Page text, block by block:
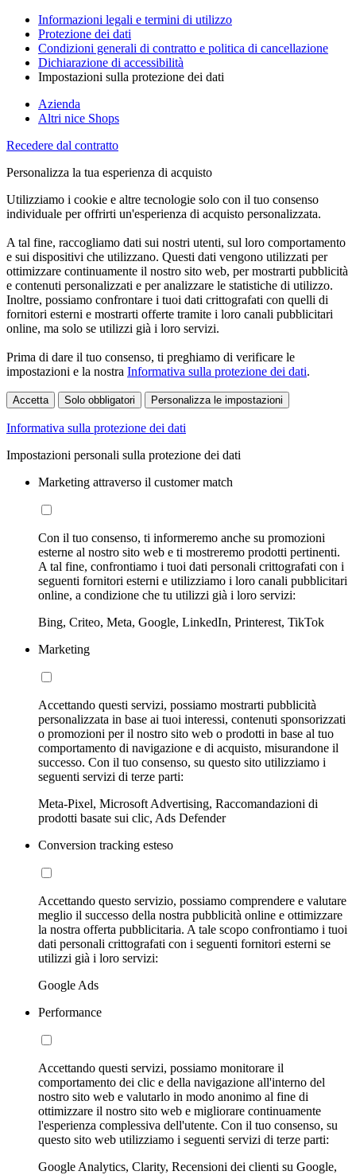
Informazioni legali e termini di utilizzo
Protezione dei dati
Condizioni generali di contratto e politica di cancellazione
Dichiarazione di accessibilità
Impostazioni sulla protezione dei dati
Azienda
Altri nice Shops
Recedere dal contratto
Personalizza la tua esperienza di acquisto
Utilizziamo i cookie e altre tecnologie solo con il tuo consenso
individuale per offrirti un'esperienza di acquisto personalizzata.
A tal fine, raccogliamo dati sui nostri utenti, sul loro comportamento
e sui dispositivi che utilizzano. Questi dati vengono utilizzati per
ottimizzare continuamente il nostro sito web, per mostrarti pubblicità
e contenuti personalizzati e per analizzare le statistiche di utilizzo.
Inoltre, possiamo confrontare i tuoi dati crittografati con quelli di
fornitori esterni e mostrarti offerte tramite i loro canali pubblicitari
online, ma solo se utilizzi già i loro servizi.
Prima di dare il tuo consenso, ti preghiamo di verificare le
impostazioni e la nostra Informativa sulla protezione dei dati.
Accetta Solo obbligatori Personalizza le impostazioni
Informativa sulla protezione dei dati
Impostazioni personali sulla protezione dei dati
Marketing attraverso il customer match
Con il tuo consenso, ti informeremo anche su promozioni
esterne al nostro sito web e ti mostreremo prodotti pertinenti.
A tal fine, confrontiamo i tuoi dati personali crittografati con i
seguenti fornitori esterni e utilizziamo i loro canali pubblicitari
online, a condizione che tu utilizzi già i loro servizi:
Bing, Criteo, Meta, Google, LinkedIn, Printerest, TikTok
Marketing
Accettando questi servizi, possiamo mostrarti pubblicità
personalizzata in base ai tuoi interessi, contenuti sponsorizzati
o promozioni per il nostro sito web o prodotti in base al tuo
comportamento di navigazione e di acquisto, misurandone il
successo. Con il tuo consenso, su questo sito utilizziamo i
seguenti servizi di terze parti:
Meta-Pixel, Microsoft Advertising, Raccomandazioni di
prodotti basate sui clic, Ads Defender
Conversion tracking esteso
Accettando questo servizio, possiamo comprendere e valutare
meglio il successo della nostra pubblicità online e ottimizzare
la nostra offerta pubblicitaria. A tale scopo confrontiamo i tuoi
dati personali crittografati con i seguenti fornitori esterni se
utilizzi già i loro servizi:
Google Ads
Performance
Accettando questi servizi, possiamo monitorare il
comportamento dei clic e della navigazione all'interno del
nostro sito web e valutarlo in modo anonimo al fine di
ottimizzare il nostro sito web e migliorare continuamente
l'esperienza complessiva dell'utente. Con il tuo consenso, su
questo sito web utilizziamo i seguenti servizi di terze parti:
Google Analytics, Clarity, Recensioni dei clienti su Google,